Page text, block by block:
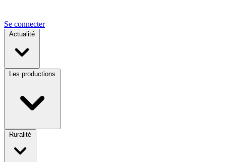
Se connecter
Actualité
Les productions
Ruralité